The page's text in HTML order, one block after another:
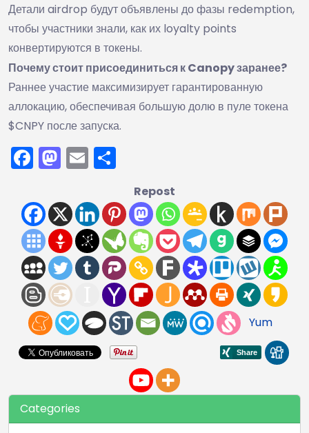
Детали airdrop будут объявлены до фазы redemption,
чтобы участники знали, как их loyalty points
конвертируются в токены.
Почему стоит присоединиться к Canopy заранее?
Раннее участие максимизирует гарантированную
аллокацию, обеспечивая большую долю в пуле токена
$CNPY после запуска.
Facebook
Mastodon
Email
Repost
Yum
Categories